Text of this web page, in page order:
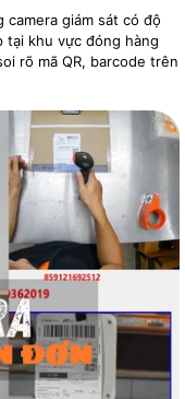
camera giám sát có độ
tại khu vực đóng hàng
rõ mã QR, barcode trên